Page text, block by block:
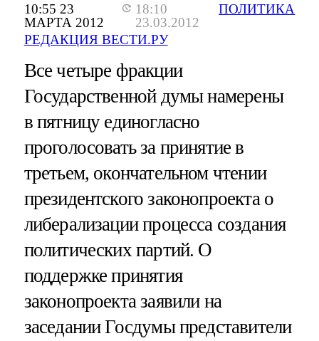
10:55 23
МАРТА 2012
18:10
23.03.2012
РЕДАКЦИЯ ВЕСТИ.РУ
ПОЛИТИКА
Все четыре фракции
Государственной думы намерены
в пятницу единогласно
проголосовать за принятие в
третьем, окончательном чтении
президентского законопроекта о
либерализации процесса создания
политических партий. О
поддержке принятия
законопроекта заявили на
заседании Госдумы представители